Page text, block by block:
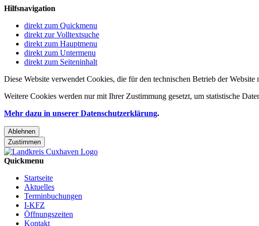
Hilfsnavigation
direkt zum Quickmenu
direkt zur Volltextsuche
direkt zum Hauptmenu
direkt zum Untermenu
direkt zum Seiteninhalt
Diese Website verwendet Cookies, die für den technischen Betrieb der Website
Weitere Cookies werden nur mit Ihrer Zustimmung gesetzt, um statistische
Mehr dazu in unserer Datenschutzerklärung.
Ablehnen
Zustimmen
Quickmenu
Startseite
Aktuelles
Terminbuchungen
I-KFZ
Öffnungszeiten
Kontakt